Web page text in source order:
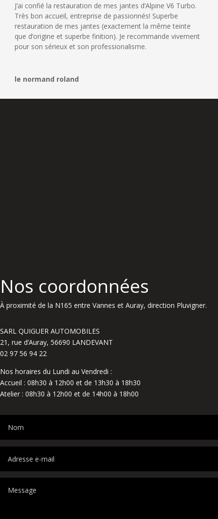
J’ai confié la restauration de mes jantes d’Alpine V6 Turbo.
Très bon accueil, entreprise de passionnés! Superbe
restauration de mes jantes (exactement la même teinte
que d’origine et superbe finition). Je recommande vivement
pour son sérieux et son professionalisme.
le normand roland
Nos coordonnées
À proximité de la N165 entre Vannes et Auray, direction Pluvigner.
SARL QUIGUER AUTOMOBILES
21, rue d’Auray, 56690 LANDEVANT
02 97 56 94 22
Nos horaires du Lundi au Vendredi :
Accueil : 08h30 à 12h00 et de 13h30 à 18h30
Atelier : 08h30 à 12h00 et de 14h00 à 18h00